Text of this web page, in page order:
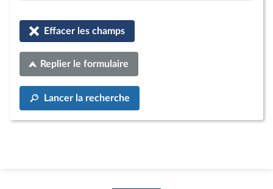
Effacer les champs
Replier le formulaire
Lancer la recherche